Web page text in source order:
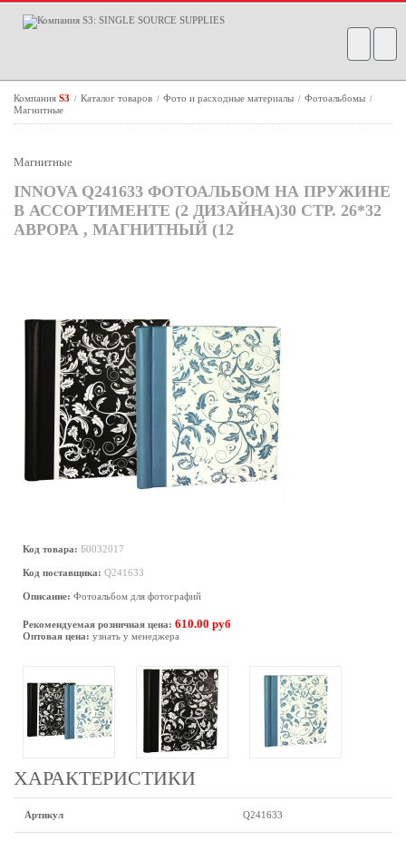
Компания S3 / Каталог товаров / Фото и расходные материалы / Фотоальбомы /
Магнитные
Магнитные
INNOVA Q241633 ФОТОАЛЬБОМ НА ПРУЖИНЕ
В АССОРТИМЕНТЕ (2 ДИЗАЙНА)30 СТР. 26*32
АВРОРА , МАГНИТНЫЙ (12
Код товара: Б0032017
Код поставщика: Q241633
Описание: Фотоальбом для фотографий
Рекомендуемая розничная цена: 610.00 руб
Оптовая цена: узнать у менеджера
ХАРАКТЕРИСТИКИ
Артикул Q241633